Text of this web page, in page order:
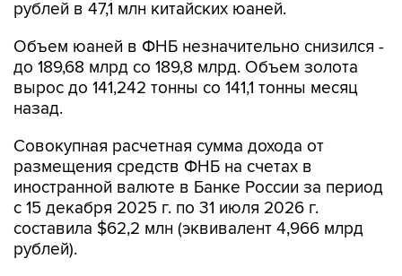
рублей в 47,1 млн китайских юаней.
Объем юаней в ФНБ незначительно снизился -
до 189,68 млрд со 189,8 млрд. Объем золота
вырос до 141,242 тонны со 141,1 тонны месяц
назад.
Совокупная расчетная сумма дохода от
размещения средств ФНБ на счетах в
иностранной валюте в Банке России за период
с 15 декабря 2025 г. по 31 июля 2026 г.
составила $62,2 млн (эквивалент 4,966 млрд
рублей).